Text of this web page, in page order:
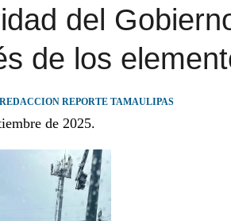
| TAMAULIPAS TE INVITA A DESCUBRIR EL
del
de los
REDACCION REPORTE TAMAULIPAS
de 2025.